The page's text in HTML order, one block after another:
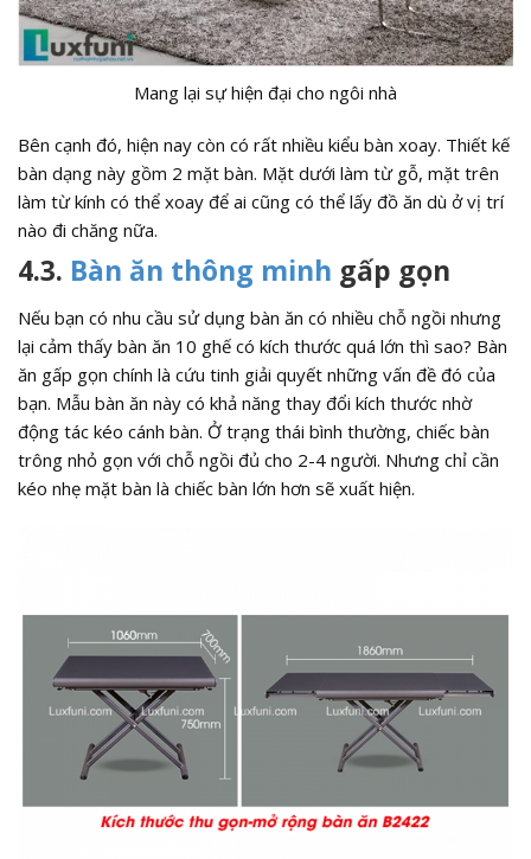
Mang lại sự hiện đại cho ngôi nhà
Bên cạnh đó, hiện nay còn có rất nhiều kiểu bàn xoay. Thiết kế
bàn dạng này gồm 2 mặt bàn. Mặt dưới làm từ gỗ, mặt trên
làm từ kính có thể xoay để ai cũng có thể lấy đồ ăn dù ở vị trí
nào đi chăng nữa.
4.3. Bàn ăn thông minh gấp gọn
Nếu bạn có nhu cầu sử dụng bàn ăn có nhiều chỗ ngồi nhưng
lại cảm thấy bàn ăn 10 ghế có kích thước quá lớn thì sao? Bàn
ăn gấp gọn chính là cứu tinh giải quyết những vấn đề đó của
bạn. Mẫu bàn ăn này có khả năng thay đổi kích thước nhờ
động tác kéo cánh bàn. Ở trạng thái bình thường, chiếc bàn
trông nhỏ gọn với chỗ ngồi đủ cho 2-4 người. Nhưng chỉ cần
kéo nhẹ mặt bàn là chiếc bàn lớn hơn sẽ xuất hiện.